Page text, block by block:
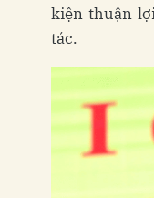
kiện thuận
tác.